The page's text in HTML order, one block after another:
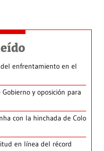
enfrentamiento en el
y oposición para
con la hinchada de Colo
en línea del récord